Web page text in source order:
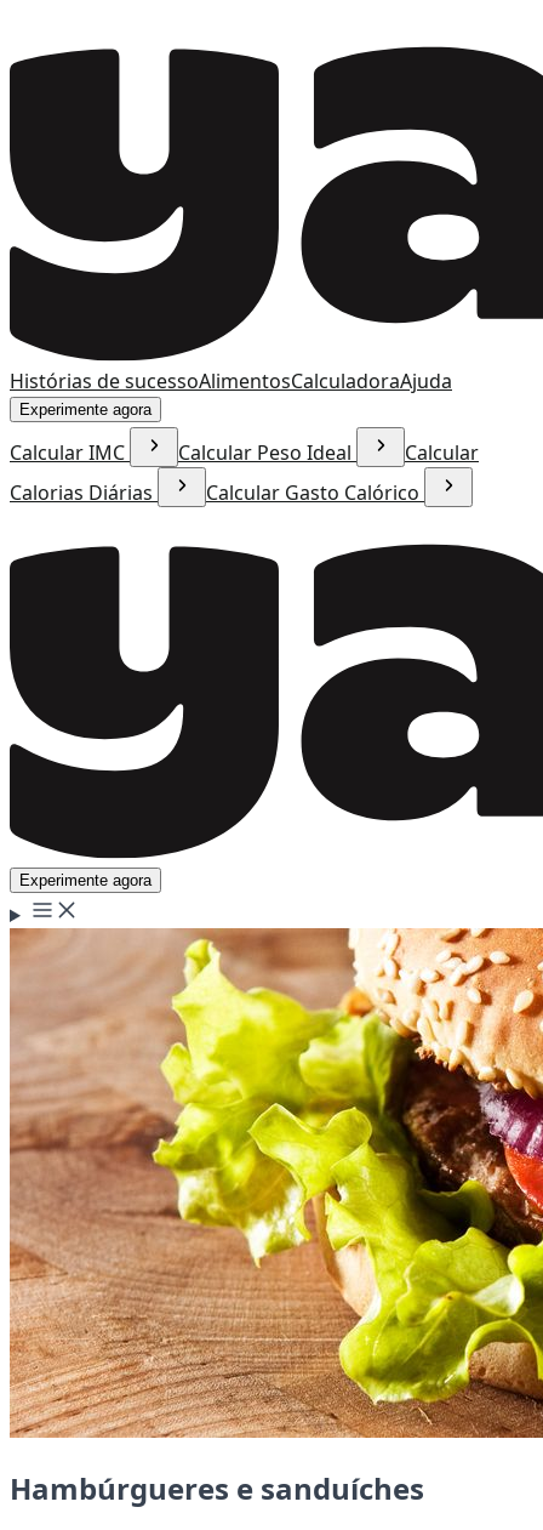
Histórias de sucessoAlimentosCalculadoraAjuda
Experimente agora
Calcular IMC Calcular Peso Ideal
Calcular
Calorias Diárias
Calcular Gasto Calórico
Experimente agora
Hambúrgueres e sanduíches